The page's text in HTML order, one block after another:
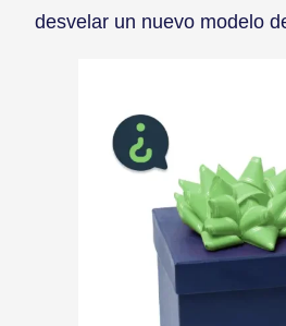
desvelar un nuevo modelo